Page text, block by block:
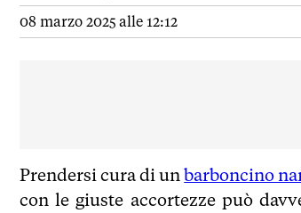
08 marzo 2025 alle 12:12
Prendersi cura di unbarboncino
con le giuste accortezze può